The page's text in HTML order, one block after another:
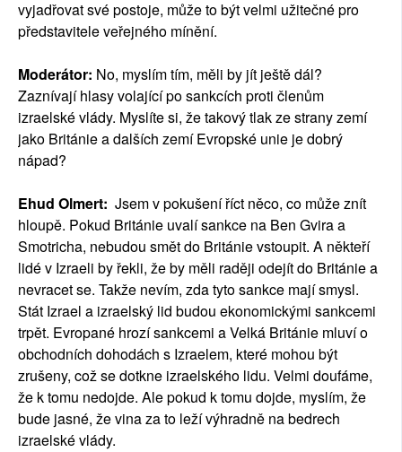
vyjadřovat své postoje, může to být velmi užitečné pro
představitele veřejného mínění.
Moderátor: No, myslím tím, měli by jít ještě dál?
Zaznívají hlasy volající po sankcích proti členům
izraelské vlády. Myslíte si, že takový tlak ze strany zemí
jako Británie a dalších zemí Evropské unie je dobrý
nápad?
Ehud Olmert: Jsem v pokušení říct něco, co může znít
hloupě. Pokud Británie uvalí sankce na Ben Gvira a
Smotricha, nebudou smět do Británie vstoupit. A někteří
lidé v Izraeli by řekli, že by měli raději odejít do Británie a
nevracet se. Takže nevím, zda tyto sankce mají smysl.
Stát Izrael a izraelský lid budou ekonomickými sankcemi
trpět. Evropané hrozí sankcemi a Velká Británie mluví o
obchodních dohodách s Izraelem, které mohou být
zrušeny, což se dotkne izraelského lidu. Velmi doufáme,
že k tomu nedojde. Ale pokud k tomu dojde, myslím, že
bude jasné, že vina za to leží výhradně na bedrech
izraelské vlády.